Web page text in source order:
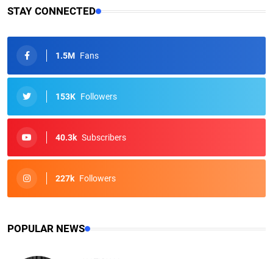
STAY CONNECTED
1.5M Fans
153K Followers
40.3k Subscribers
227k Followers
POPULAR NEWS